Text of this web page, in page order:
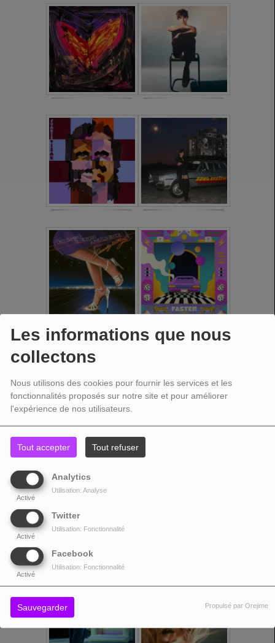
Les informations que nous
collectons
Nous utilisons des cookies pour fournir les services et les
fonctionnalités proposés sur notre site et pour améliorer
l'expérience de nos utilisateurs.
Tout accepter Tout refuser
Analytics
Activé
Utilisation: Analyse
Twitter
Activé
Utilisation: Fonctionnalité
Facebook
Activé
Utilisation: Fonctionnalité
Sauvegarder Propulsé par Orejime